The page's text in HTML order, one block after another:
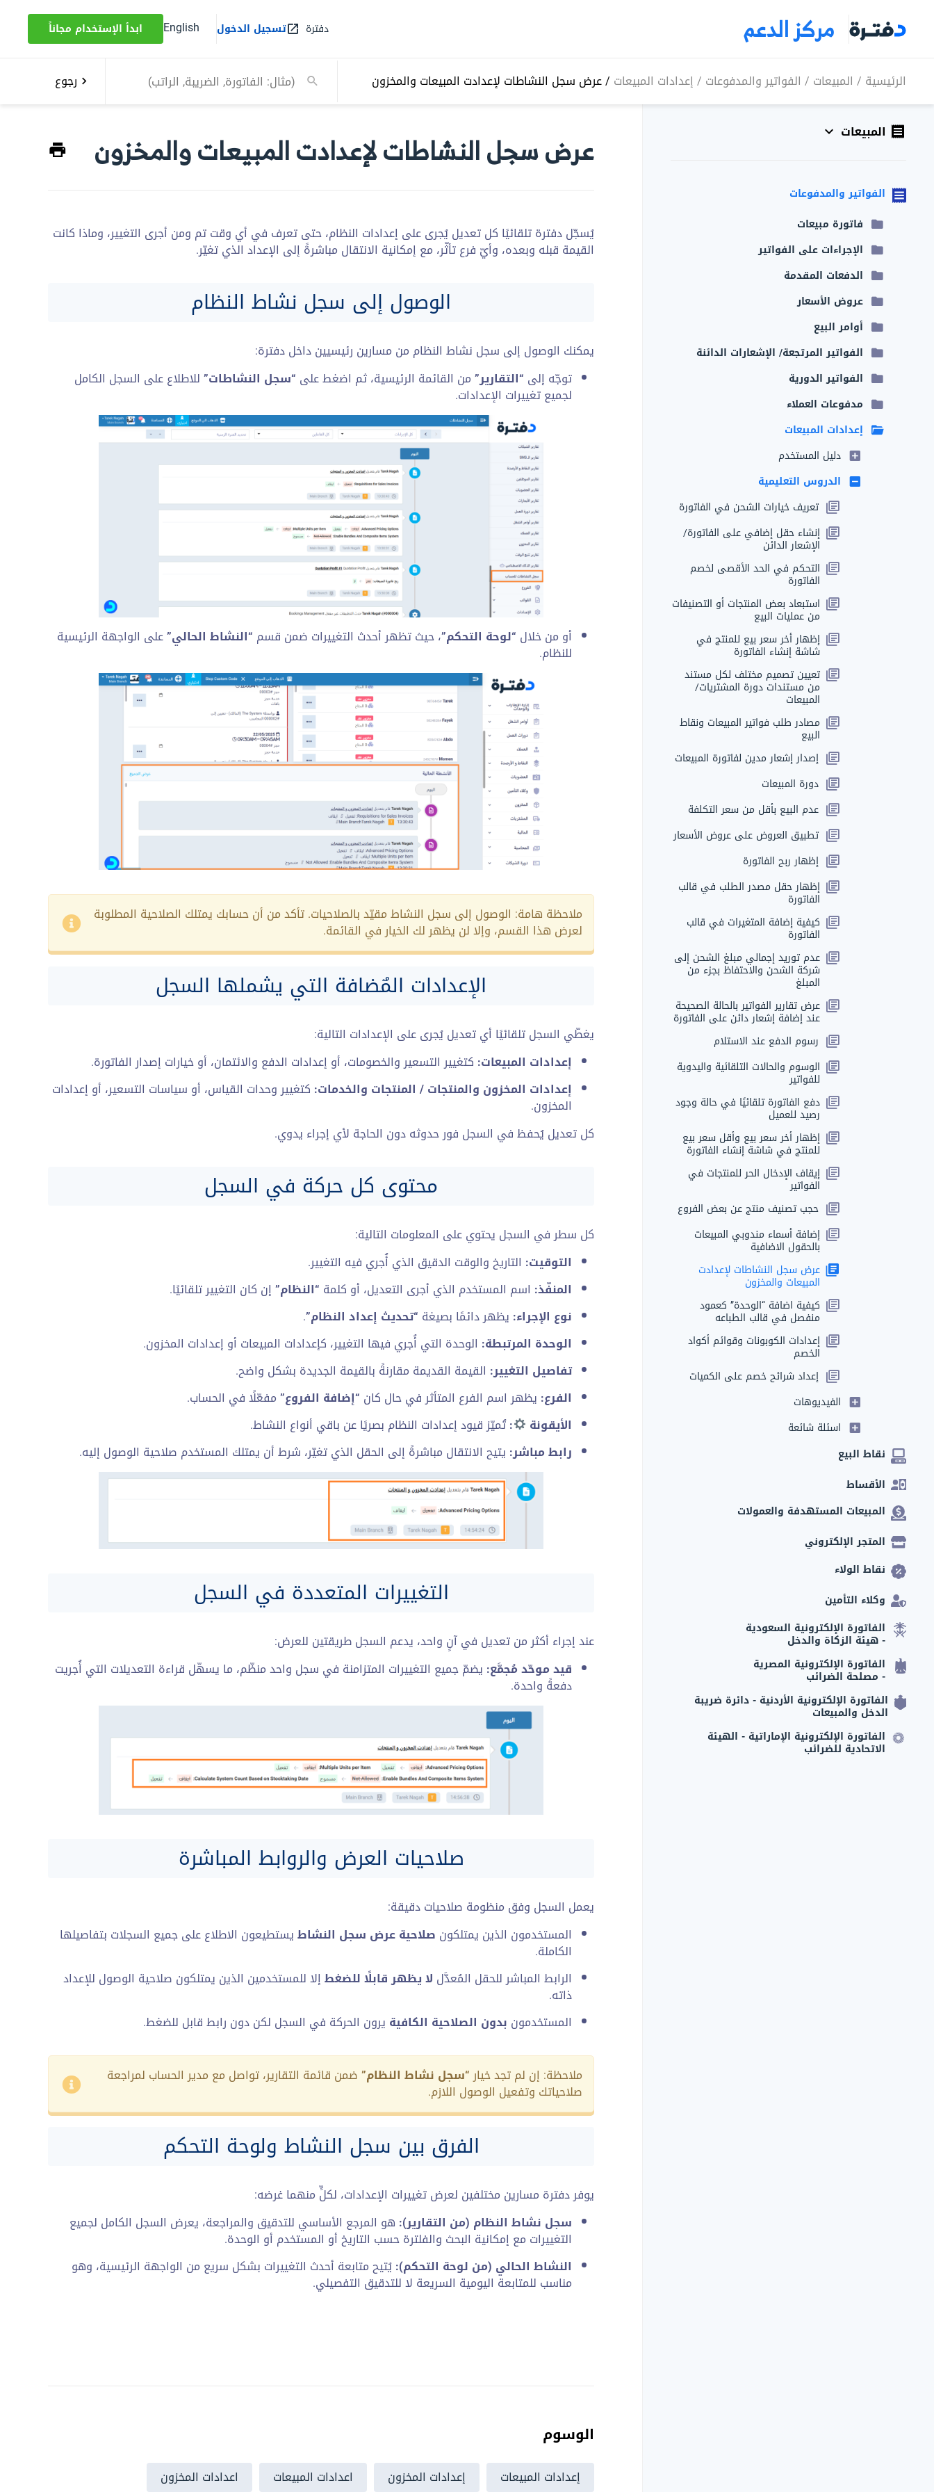
مركز الدعم دفترة تسجيل الدخول English ابدأ الإستخدام مجاناً
الرئيسية / المبيعات / الفواتير والمدفوعات /إعدادات المبيعات /عرض سجل النشاطات لإعدادت المبيعات والمخزون رجوع
المبيعات
الفواتير والمدفوعات
فاتورة مبيعات
الإجراءات على الفواتير
الدفعات المقدمة
عروض الأسعار
أوامر البيع
الفواتير المرتجعة/ الإشعارات الدائنة
الفواتير الدورية
مدفوعات العملاء
إعدادات المبيعات
دليل المستخدم
الدروس التعليمية
تعريف خيارات الشحن في الفاتورة
إنشاء حقل إضافي على الفاتورة/
الإشعار الدائن
التحكم في الحد الأقصى لخصم
الفاتورة
استبعاد بعض المنتجات أو التصنيفات
من عمليات البيع
إظهار أخر سعر بيع للمنتج في
شاشة إنشاء الفاتورة
تعيين تصميم مختلف لكل مستند
من مستندات دورة المشتريات/
المبيعات
مصادر طلب فواتير المبيعات ونقاط
البيع
إصدار إشعار مدين لفاتورة المبيعات
دورة المبيعات
عدم البيع بأقل من سعر التكلفة
تطبيق العروض على عروض الأسعار
إظهار ربح الفاتورة
إظهار حقل مصدر الطلب في قالب
الفاتورة
كيفية إضافة المتغيرات في قالب
الفاتورة
عدم توريد إجمالي مبلغ الشحن إلى
شركة الشحن والاحتفاظ بجزء من
المبلغ
عرض تقارير الفواتير بالحالة الصحيحة
عند إضافة إشعار دائن على الفاتورة
رسوم الدفع عند الاستلام
الوسوم والحالات التلقائية واليدوية
للفواتير
دفع الفاتورة تلقائيًا في حالة وجود
رصيد للعميل
إظهار أخر سعر بيع وأقل سعر بيع
للمنتج في شاشة إنشاء الفاتورة
إيقاف الإدخال الحر للمنتجات في
الفواتير
حجب تصنيف منتج عن بعض الفروع
إضافة أسماء مندوبي المبيعات
بالحقول الاضافية
عرض سجل النشاطات لإعدادت
المبيعات والمخزون
كيفية اضافة “الوحدة” كعمود
منفصل في قالب الطباعه
إعدادات الكوبونات وقوائم أكواد
الخصم
إعداد شرائح خصم على الكميات
الفيديوهات
اسئلة شائعة
نقاط البيع
الأقساط
المبيعات المستهدفة والعمولات
المتجر الإلكتروني
نقاط الولاء
وكلاء التأمين
الفاتورة الإلكترونية السعودية
- هيئة الزكاة والدخل
الفاتورة الإلكترونية المصرية
- مصلحة الضرائب
الفاتورة الإلكترونية الأردنية - دائرة ضريبة
الدخل والمبيعات
الفاتورة الإلكترونية الإماراتية - الهيئة
الاتحادية للضرائب
عرض سجل النشاطات لإعدادت المبيعات والمخزون
يُسجّل دفترة تلقائيًا كل تعديل يُجرى على إعدادات النظام، حتى تعرف في أي وقت تم ومن أجرى التغيير، وماذا كانت
القيمة قبله وبعده، وأيّ فرع تأثّر، مع إمكانية الانتقال مباشرةً إلى الإعداد الذي تغيّر.
الوصول إلى سجل نشاط النظام
يمكنك الوصول إلى سجل نشاط النظام من مسارين رئيسيين داخل دفترة:
توجّه إلى “التقارير”من القائمة الرئيسية، ثم اضغط على “سجل النشاطات”للاطلاع على السجل الكامل
لجميع تغييرات الإعدادات.
أو من خلال “لوحة التحكم”، حيث تظهر أحدث التغييرات ضمن قسم “النشاط الحالي”على الواجهة الرئيسية
للنظام.
ملاحظة هامة: الوصول إلى سجل النشاط مقيّد بالصلاحيات. تأكد من أن حسابك يمتلك الصلاحية المطلوبة
لعرض هذا القسم، وإلا لن يظهر لك الخيار في القائمة.
الإعدادات المٌضافة التي يشملها السجل
يغطّي السجل تلقائيًا أي تعديل يُجرى على الإعدادات التالية:
إعدادات المبيعات: كتغيير التسعير والخصومات، أو إعدادات الدفع والائتمان، أو خيارات إصدار الفاتورة.
إعدادات المخزون والمنتجات / المنتجات والخدمات: كتغيير وحدات القياس، أو سياسات التسعير، أو إعدادات
المخزون.
كل تعديل يُحفظ في السجل فور حدوثه دون الحاجة لأي إجراء يدوي.
محتوى كل حركة في السجل
كل سطر في السجل يحتوي على المعلومات التالية:
التوقيت: التاريخ والوقت الدقيق الذي أُجري فيه التغيير.
المنفّذ: اسم المستخدم الذي أجرى التعديل، أو كلمة “النظام”إن كان التغيير تلقائيًا.
نوع الإجراء: يظهر دائمًا بصيغة “تحديث إعداد النظام”.
الوحدة المرتبطة: الوحدة التي أُجري فيها التغيير، كإعدادات المبيعات أو إعدادات المخزون.
تفاصيل التغيير: القيمة القديمة مقارنةً بالقيمة الجديدة بشكل واضح.
الفرع: يظهر اسم الفرع المتأثر في حال كان “إضافة الفروع”مفعّلًا في الحساب.
الأيقونة
:تُميّز قيود إعدادات النظام بصريًا عن باقي أنواع النشاط.
رابط مباشر: يتيح الانتقال مباشرةً إلى الحقل الذي تغيّر، شرط أن يمتلك المستخدم صلاحية الوصول إليه.
التغييرات المتعددة في السجل
عند إجراء أكثر من تعديل في آنٍ واحد، يدعم السجل طريقتين للعرض:
قيد موحّد مُجمَّع: يضمّ جميع التغييرات المتزامنة في سجل واحد منظّم، ما يسهّل قراءة التعديلات التي أُجريت
دفعةً واحدة.
صلاحيات العرض والروابط المباشرة
يعمل السجل وفق منظومة صلاحيات دقيقة:
المستخدمون الذين يمتلكون صلاحية عرض سجل النشاطيستطيعون الاطلاع على جميع السجلات بتفاصيلها
الكاملة.
الرابط المباشر للحقل المُعدَّل لا يظهر قابلًا للضغطإلا للمستخدمين الذين يمتلكون صلاحية الوصول للإعداد
ذاته.
المستخدمون بدون الصلاحية الكافية يرون الحركة في السجل لكن دون رابط قابل للضغط.
ملاحظة: إن لم تجد خيار“سجل نشاط النظام”ضمن قائمة التقارير، تواصل مع مدير الحساب لمراجعة
صلاحياتك وتفعيل الوصول اللازم.
الفرق بين سجل النشاط ولوحة التحكم
يوفر دفترة مسارين مختلفين لعرض تغييرات الإعدادات، لكلٍّ منهما غرضه:
سجل نشاط النظام (من التقارير): هو المرجع الأساسي للتدقيق والمراجعة، يعرض السجل الكامل لجميع
التغييرات مع إمكانية البحث والفلترة حسب التاريخ أو المستخدم أو الوحدة.
النشاط الحالي (من لوحة التحكم):يُتيح متابعة أحدث التغييرات بشكل سريع من الواجهة الرئيسية، وهو
مناسب للمتابعة اليومية السريعة لا للتدقيق التفصيلي.
الوسوم
إعدادات المبيعات إعدادات المخزون اعدادات المبيعات اعدادات المخزون